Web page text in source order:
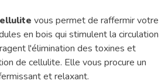
vous permet de raffermir votre
en bois qui stimulent la circulation
l'élimination des toxines et
de cellulite. Elle vous procure un
et relaxant.